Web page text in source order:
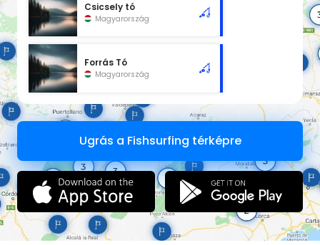
Csicsely tó
Magyarország
Forrás Tó
Magyarország
Ugrás a Fishsurfing térképre